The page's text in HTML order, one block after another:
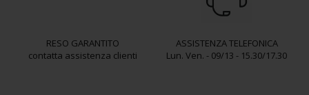
RESO GARANTITO
contatta assistenza clienti
ASSISTENZA TELEFONICA
Lun. Ven. - 09/13 - 15.30/17.30